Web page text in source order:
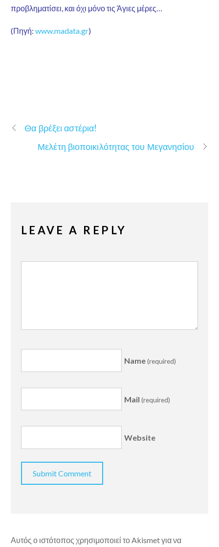
προβληματίσει, και όχι μόνο τις Άγιες μέρες…
(Πηγή:www.madata.gr)
Θα βρέξει αστέρια!
Μελέτη βιοποικιλότητας του Μεγανησίου
LEAVE A REPLY
Name(required)
Mail (required)
Website
Αυτός ο ιστότοπος χρησιμοποιεί το Akismet για να